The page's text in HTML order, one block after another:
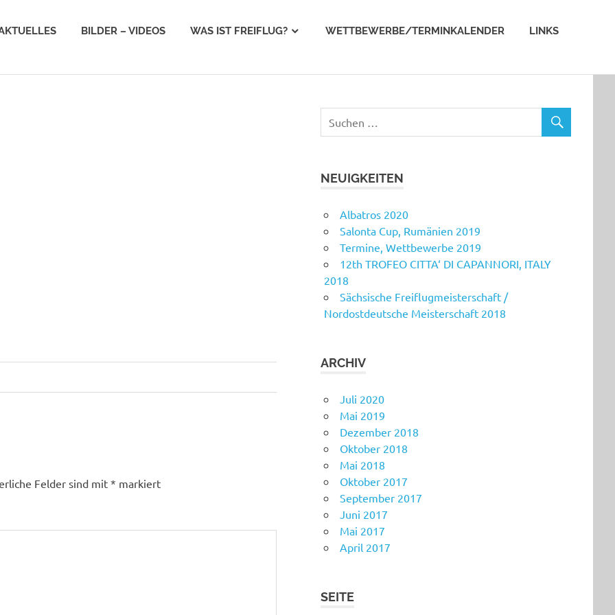
BILDER – VIDEOS WAS IST FREIFLUG? WETTBEWERBE/TERMINKALENDER LINKS
Felder sind mit * markiert
NEUIGKEITEN
Albatros 2020
Salonta Cup, Rumänien 2019
Termine, Wettbewerbe 2019
12th TROFEO CITTA‘ DI CAPANNORI, ITALY
2018
Sächsische Freiflugmeisterschaft /
Nordostdeutsche Meisterschaft 2018
ARCHIV
Juli 2020
Mai 2019
Dezember 2018
Oktober 2018
Mai 2018
Oktober 2017
September 2017
Juni 2017
Mai 2017
April 2017
SEITE